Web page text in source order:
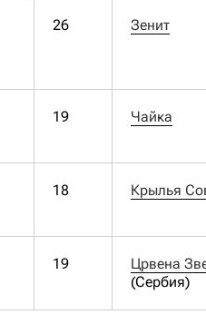
26 Зенит
19 Чайка
18 Крылья
19
Црвена
(Сербия)